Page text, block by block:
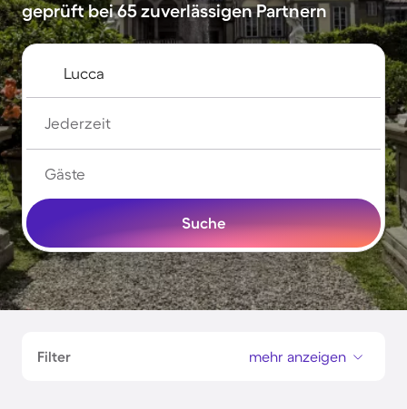
geprüft bei 65 zuverlässigen Partnern
Jederzeit
Gäste
Suche
Filter mehr anzeigen